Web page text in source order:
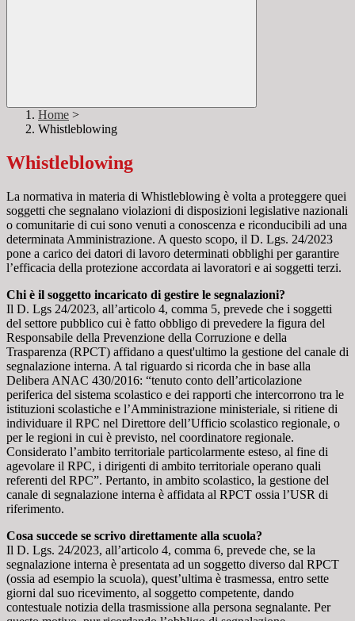
Home >
Whistleblowing
Whistleblowing
La normativa in materia di Whistleblowing è volta a proteggere quei
soggetti che segnalano violazioni di disposizioni legislative nazionali
o comunitarie di cui sono venuti a conoscenza e riconducibili ad una
determinata Amministrazione. A questo scopo, il D. Lgs. 24/2023
pone a carico dei datori di lavoro determinati obblighi per garantire
l’efficacia della protezione accordata ai lavoratori e ai soggetti terzi.
Chi è il soggetto incaricato di gestire le segnalazioni?
Il D. Lgs 24/2023, all’articolo 4, comma 5, prevede che i soggetti
del settore pubblico cui è fatto obbligo di prevedere la figura del
Responsabile della Prevenzione della Corruzione e della
Trasparenza (RPCT) affidano a quest'ultimo la gestione del canale di
segnalazione interna. A tal riguardo si ricorda che in base alla
Delibera ANAC 430/2016: “tenuto conto dell’articolazione
periferica del sistema scolastico e dei rapporti che intercorrono tra le
istituzioni scolastiche e l’Amministrazione ministeriale, si ritiene di
individuare il RPC nel Direttore dell’Ufficio scolastico regionale, o
per le regioni in cui è previsto, nel coordinatore regionale.
Considerato l’ambito territoriale particolarmente esteso, al fine di
agevolare il RPC, i dirigenti di ambito territoriale operano quali
referenti del RPC”. Pertanto, in ambito scolastico, la gestione del
canale di segnalazione interna è affidata al RPCT ossia l’USR di
riferimento.
Cosa succede se scrivo direttamente alla scuola?
Il D. Lgs. 24/2023, all’articolo 4, comma 6, prevede che, se la
segnalazione interna è presentata ad un soggetto diverso dal RPCT
(ossia ad esempio la scuola), quest’ultima è trasmessa, entro sette
giorni dal suo ricevimento, al soggetto competente, dando
contestuale notizia della trasmissione alla persona segnalante. Per